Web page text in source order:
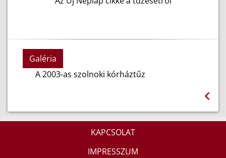
Galéria
A 2003-as szolnoki kórháztűz
KAPCSOLAT
IMPRESSZUM